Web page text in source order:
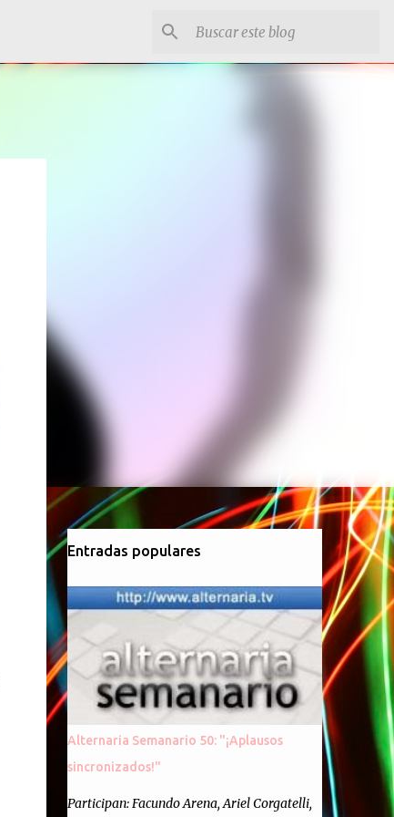
Entradas populares
Alternaria Semanario 50: "¡Aplausos
sincronizados!"
Participan: Facundo Arena, Ariel Corgatelli,